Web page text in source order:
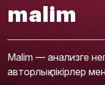
malim
Malim — анализге
авторлық пікірлер